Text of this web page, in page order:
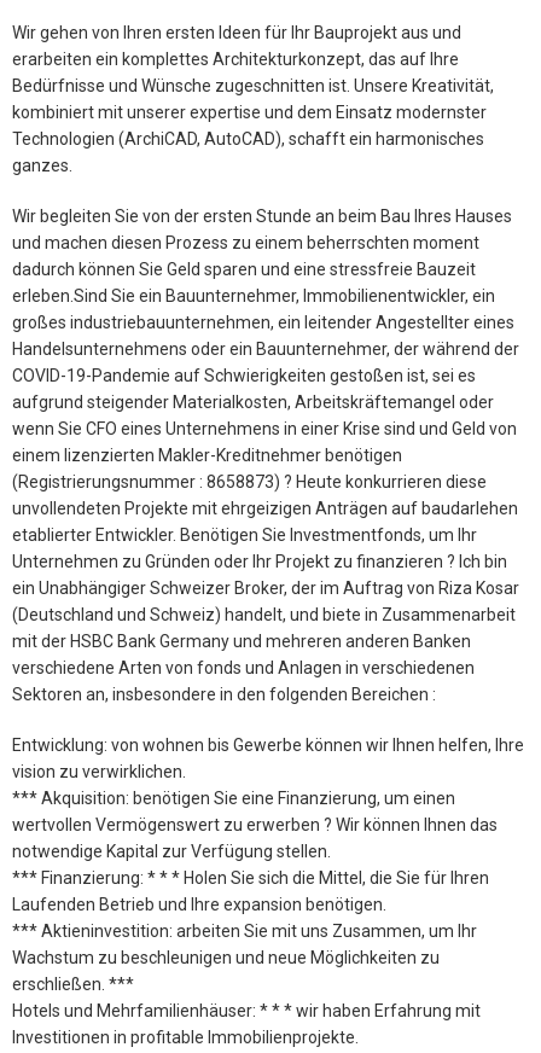
Wir gehen von Ihren ersten Ideen für Ihr Bauprojekt aus und
erarbeiten ein komplettes Architekturkonzept, das auf Ihre
Bedürfnisse und Wünsche zugeschnitten ist. Unsere Kreativität,
kombiniert mit unserer expertise und dem Einsatz modernster
Technologien (ArchiCAD, AutoCAD), schafft ein harmonisches
ganzes.
Wir begleiten Sie von der ersten Stunde an beim Bau Ihres Hauses
und machen diesen Prozess zu einem beherrschten moment
dadurch können Sie Geld sparen und eine stressfreie Bauzeit
erleben.Sind Sie ein Bauunternehmer, Immobilienentwickler, ein
großes industriebauunternehmen, ein leitender Angestellter eines
Handelsunternehmens oder ein Bauunternehmer, der während der
COVID-19-Pandemie auf Schwierigkeiten gestoßen ist, sei es
aufgrund steigender Materialkosten, Arbeitskräftemangel oder
wenn Sie CFO eines Unternehmens in einer Krise sind und Geld von
einem lizenzierten Makler-Kreditnehmer benötigen
(Registrierungsnummer : 8658873) ? Heute konkurrieren diese
unvollendeten Projekte mit ehrgeizigen Anträgen auf baudarlehen
etablierter Entwickler. Benötigen Sie Investmentfonds, um Ihr
Unternehmen zu Gründen oder Ihr Projekt zu finanzieren ? Ich bin
ein Unabhängiger Schweizer Broker, der im Auftrag von Riza Kosar
(Deutschland und Schweiz) handelt, und biete in Zusammenarbeit
mit der HSBC Bank Germany und mehreren anderen Banken
verschiedene Arten von fonds und Anlagen in verschiedenen
Sektoren an, insbesondere in den folgenden Bereichen :
Entwicklung: von wohnen bis Gewerbe können wir Ihnen helfen, Ihre
vision zu verwirklichen.
*** Akquisition: benötigen Sie eine Finanzierung, um einen
wertvollen Vermögenswert zu erwerben ? Wir können Ihnen das
notwendige Kapital zur Verfügung stellen.
*** Finanzierung: * * * Holen Sie sich die Mittel, die Sie für Ihren
Laufenden Betrieb und Ihre expansion benötigen.
*** Aktieninvestition: arbeiten Sie mit uns Zusammen, um Ihr
Wachstum zu beschleunigen und neue Möglichkeiten zu
erschließen. ***
Hotels und Mehrfamilienhäuser: * * * wir haben Erfahrung mit
Investitionen in profitable Immobilienprojekte.